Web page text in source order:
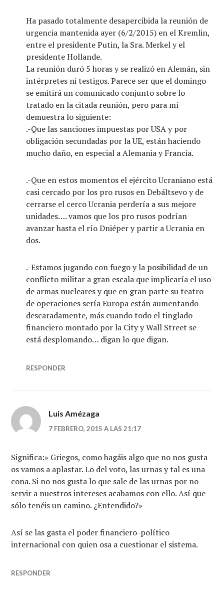
Ha pasado totalmente desapercibida la reunión de
urgencia mantenida ayer (6/2/2015) en el Kremlin,
entre el presidente Putin, la Sra. Merkel y el
presidente Hollande.
La reunión duró 5 horas y se realizó en Alemán, sin
intérpretes ni testigos. Parece ser que el domingo
se emitirá un comunicado conjunto sobre lo
tratado en la citada reunión, pero para mí
demuestra lo siguiente:
.-Que las sanciones impuestas por USA y por
obligación secundadas por la UE, están haciendo
mucho daño, en especial a Alemania y Francia.
.-Que en estos momentos el ejército Ucraniano está
casi cercado por los pro rusos en Debáltsevo y de
cerrarse el cerco Ucrania perdería a sus mejore
unidades…. vamos que los pro rusos podrían
avanzar hasta el río Dniéper y partir a Ucrania en
dos.
.-Estamos jugando con fuego y la posibilidad de un
conflicto militar a gran escala que implicaría el uso
de armas nucleares y que en gran parte su teatro
de operaciones sería Europa están aumentando
descaradamente, más cuando todo el tinglado
financiero montado por la City y Wall Street se
está desplomando… digan lo que digan.
RESPONDER
Luis Amézaga
7 FEBRERO, 2015 A LAS 21:17
Significa:» Griegos, como hagáis algo que no nos gusta
os vamos a aplastar. Lo del voto, las urnas y tal es una
coña. Si no nos gusta lo que sale de las urnas por no
servir a nuestros intereses acabamos con ello. Así que
sólo tenéis un camino. ¿Entendido?»
Así se las gasta el poder financiero-político
internacional con quien osa a cuestionar el sistema.
RESPONDER